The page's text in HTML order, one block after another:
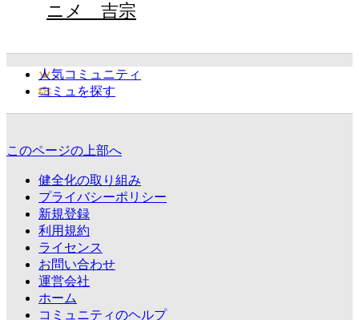
ニメ 吉宗
人気コミュニティ
コミュを探す
このページの上部へ
健全化の取り組み
プライバシーポリシー
新規登録
利用規約
ライセンス
お問い合わせ
運営会社
ホーム
コミュニティのヘルプ